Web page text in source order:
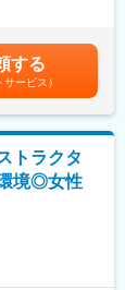
規模の大きい
アを占めてい
ト取得）
広く活用され
、当社規定に
ティブ年4回
より増額あ
じて上下する
表記です。
する
サービス）
トラクタ
境◎女性